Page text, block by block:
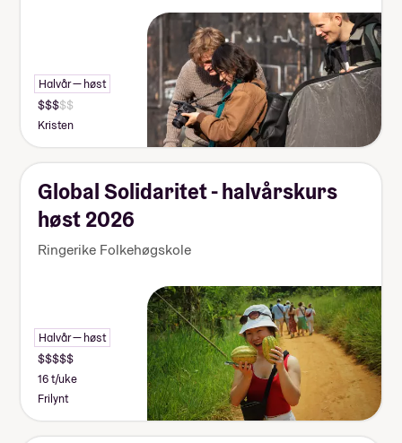
Halvår — høst
Kristen
Global Solidaritet - halvårskurs
høst 2026
Ringerike Folkehøgskole
Halvår — høst
16 t/uke
Frilynt